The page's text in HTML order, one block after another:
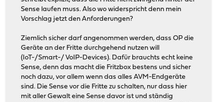
Sense laufen muss. Also wo widerspricht denn mein
Vorschlag jetzt den Anforderungen?
Ziemlich sicher darf angenommen werden, dass OP die
Geräte an der Fritte durchgehend nutzen will
(IoT-/Smart-/ VoIP-Devices). Dafür brauchts echt keine
Sense, denn das macht die Fritzbox bestens und sicher
noch dazu, vor allem wenn das alles AVM-Endgeräte
sind. Die Sense vor die Fritte zu schalten, nur dass hier
mit aller Gewalt eine Sense davor ist und ständig